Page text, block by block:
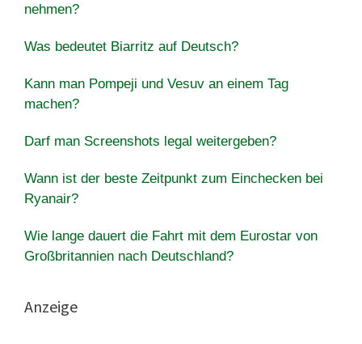
nehmen?
Was bedeutet Biarritz auf Deutsch?
Kann man Pompeji und Vesuv an einem Tag
machen?
Darf man Screenshots legal weitergeben?
Wann ist der beste Zeitpunkt zum Einchecken bei
Ryanair?
Wie lange dauert die Fahrt mit dem Eurostar von
Großbritannien nach Deutschland?
Anzeige